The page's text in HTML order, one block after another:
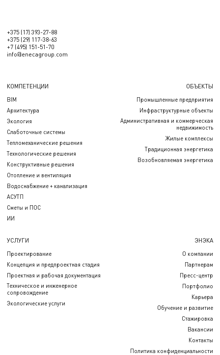
+375 (17) 393-27-88
+375 (29) 117-38-63
+7 (495) 151-51-70
info@enecagroup.com
КОМПЕТЕНЦИИ
BIM
Архитектура
Экология
Слаботочные системы
Тепломеханические решения
Технологические решения
Конструктивные решения
Отопление и вентиляция
Водоснабжение + канализация
АСУТП
Сметы и ПОС
ИИ
ОБЪЕКТЫ
Промышленные предприятия
Инфраструктурные объекты
Административная и коммерческая
недвижимость
Жилые комплексы
Традиционная энергетика
Возобновляемая энергетика
УСЛУГИ
Проектирование
Концепция и предпроектная стадия
Проектная и рабочая документация
Техническое и инженерное
сопровождение
Экологические услуги
ЭНЭКА
О компании
Партнерам
Пресс-центр
Портфолио
Карьера
Обучение и развитие
Стажировка
Вакансии
Контакты
Политика конфиденциальности